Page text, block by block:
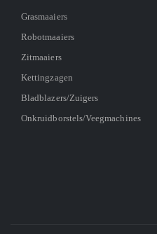
Grasmaaiers
Robotmaaiers
Zitmaaiers
Kettingzagen
Bladblazers/Zuigers
Onkruidborstels/Veegmachines